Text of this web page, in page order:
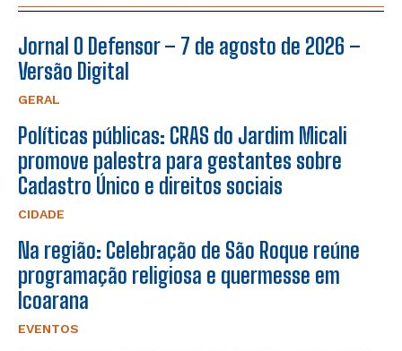
Jornal O Defensor – 7 de agosto de 2026 –
Versão Digital
GERAL
Políticas públicas: CRAS do Jardim Micali
promove palestra para gestantes sobre
Cadastro Único e direitos sociais
CIDADE
Na região: Celebração de São Roque reúne
programação religiosa e quermesse em
Icoarana
EVENTOS